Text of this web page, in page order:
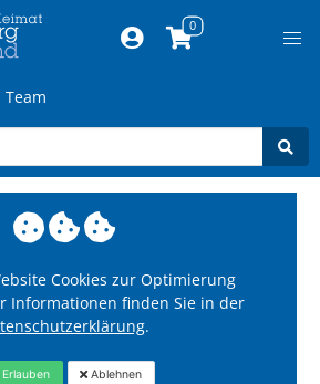
Team
Cookies zur Optimierung
Informationen finden Sie in der
.
Erlauben Ablehnen